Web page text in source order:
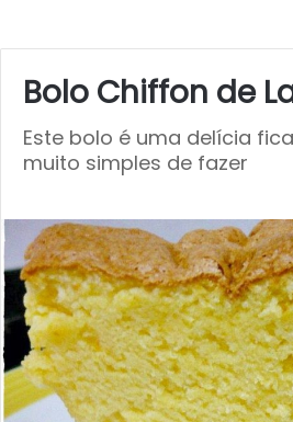
Bolo Chiffon de
Este bolo é uma delícia
muito simples de fazer